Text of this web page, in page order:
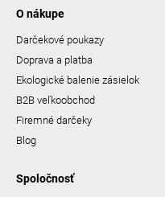
O nákupe
Darčekové poukazy
Doprava a platba
Ekologické balenie zásielok
B2B veľkoobchod
Firemné darčeky
Blog
Spoločnosť